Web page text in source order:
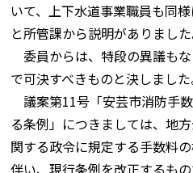
いて、上下水道事業職員も同
と所管課から説明がありました
委員からは、特段の異議も
で可決すべきものと決しました
議案第11号「安芸市消防手
る条例」につきましては、地
関する政令に規定する手数料
伴い、現行条例を改正するもの